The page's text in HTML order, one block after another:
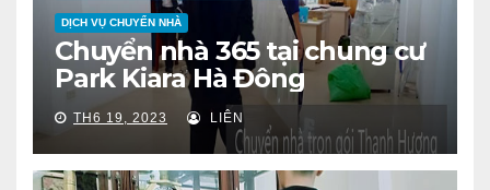
DỊCH VỤ CHUYỂN NHÀ
Chuyển nhà 365 tại chung cư
Park Kiara Hà Đông
TH6 19, 2023 LIÊN